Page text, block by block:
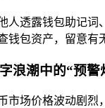
人透露钱包助记词
钱包资产，留意有
浪潮中的“预警
市场价格波动剧烈